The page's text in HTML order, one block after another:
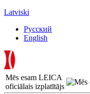
Latviski
Русский
English
Mēs esam LEICA
oficiālais izplatītājs